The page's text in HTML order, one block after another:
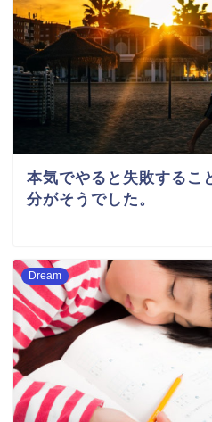
本気でやると失敗するこ
分がそうでした。
Dream